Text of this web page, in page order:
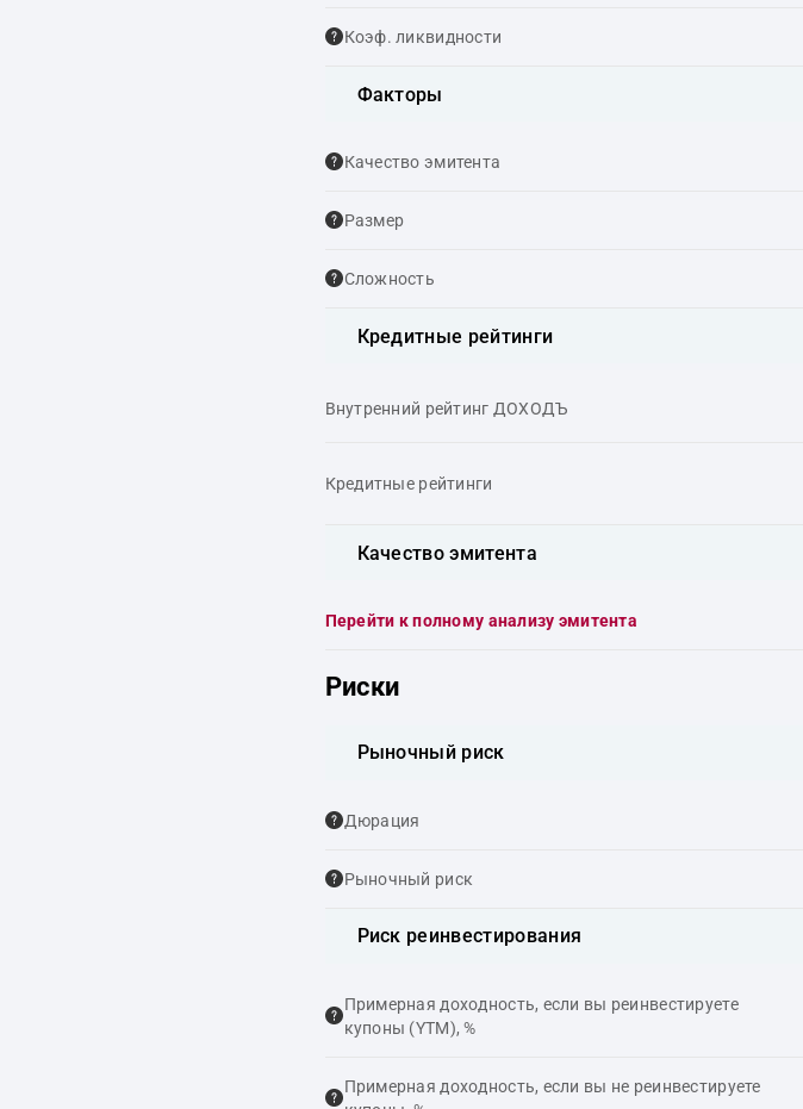
Коэф. ликвидности
Факторы
Качество эмитента
Размер
Сложность
Кредитные рейтинги
Внутренний рейтинг ДОХОДЪ
Кредитные рейтинги
Качество эмитента
Перейти к полному анализу эмитента
Риски
Рыночный риск
Дюрация
Рыночный риск
Риск реинвестирования
Примерная доходность, если вы реинвестируете
купоны (YTM), %
Примерная доходность, если вы не реинвестируете